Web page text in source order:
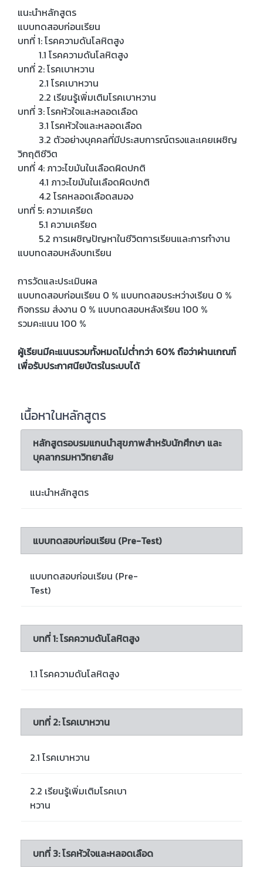
แนะนำหลักสูตร
แบบทดสอบก่อนเรียน
บทที่ 1: โรคความดันโลหิตสูง
1.1 โรคความดันโลหิตสูง
บทที่ 2: โรคเบาหวาน
2.1 โรคเบาหวาน
2.2 เรียนรู้เพิ่มเติมโรคเบาหวาน
บทที่ 3: โรคหัวใจและหลอดเลือด
3.1 โรคหัวใจและหลอดเลือด
3.2 ตัวอย่างบุคคลที่มีประสบการณ์ตรงและเคยเผชิญ
วิกฤติชีวิต
บทที่ 4: ภาวะไขมันในเลือดผิดปกติ
4.1 ภาวะไขมันในเลือดผิดปกติ
4.2 โรคหลอดเลือดสมอง
บทที่ 5: ความเครียด
5.1 ความเครียด
5.2 การเผชิญปัญหาในชีวิตการเรียนและการทำงาน
แบบทดสอบหลังบทเรียน
การวัดและประเมินผล
แบบทดสอบก่อนเรียน 0 % แบบทดสอบระหว่างเรียน 0 %
กิจกรรม ส่งงาน 0 % แบบทดสอบหลังเรียน 100 %
รวมคะแนน 100 %
ผู้เรียนมีคะแนนรวมทั้งหมดไม่ต่ำกว่า 60% ถือว่าผ่านเกณฑ์
เพื่อรับประกาศนียบัตรในระบบได้
เนื้อหาในหลักสูตร
หลักสูตรอบรมแกนนำสุขภาพสำหรับนักศึกษา และ
บุคลากรมหาวิทยาลัย
แนะนำหลักสูตร
แบบทดสอบก่อนเรียน (Pre-Test)
แบบทดสอบก่อนเรียน (Pre-
Test)
บทที่ 1: โรคความดันโลหิตสูง
1.1 โรคความดันโลหิตสูง
บทที่ 2: โรคเบาหวาน
2.1 โรคเบาหวาน
2.2 เรียนรู้เพิ่มเติมโรคเบา
หวาน
บทที่ 3: โรคหัวใจและหลอดเลือด